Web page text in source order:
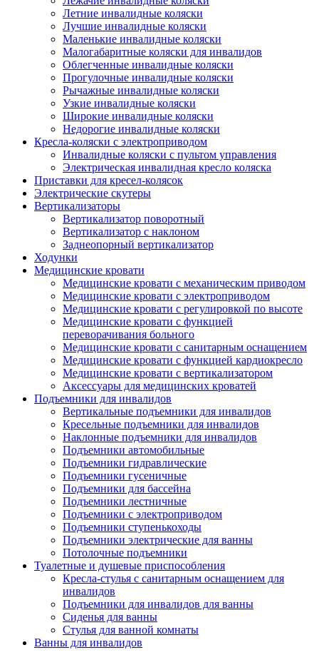
Летние инвалидные коляски
Лучшие инвалидные коляски
Маленькие инвалидные коляски
Малогабаритные коляски для инвалидов
Облегченные инвалидные коляски
Прогулочные инвалидные коляски
Рычажные инвалидные коляски
Узкие инвалидные коляски
Широкие инвалидные коляски
Недорогие инвалидные коляски
Кресла-коляски с электроприводом
Инвалидные коляски с пультом управления
Электрическая инвалидная кресло коляска
Приставки для кресел-колясок
Электрические скутеры
Вертикализаторы
Вертикализатор поворотный
Вертикализатор с наклоном
Заднеопорный вертикализатор
Ходунки
Медицинские кровати
Медицинские кровати с механическим приводом
Медицинские кровати с электроприводом
Медицинские кровати с регулировкой по высоте
Медицинские кровати с функцией
переворачивания больного
Медицинские кровати с санитарным оснащением
Медицинские кровати с функцией кардиокресло
Медицинские кровати с вертикализатором
Аксессуары для медицинских кроватей
Подъемники для инвалидов
Вертикальные подъемники для инвалидов
Кресельные подъемники для инвалидов
Наклонные подъемники для инвалидов
Подъемники автомобильные
Подъемники гидравлические
Подъемники гусеничные
Подъемники для бассейна
Подъемники лестничные
Подъемники с электроприводом
Подъемники ступенькоходы
Подъемники электрические для ванны
Потолочные подъемники
Туалетные и душевые приспособления
Кресла-стулья с санитарным оснащением для
инвалидов
Подъемники для инвалидов для ванны
Сиденья для ванны
Стулья для ванной комнаты
Ванны для инвалидов